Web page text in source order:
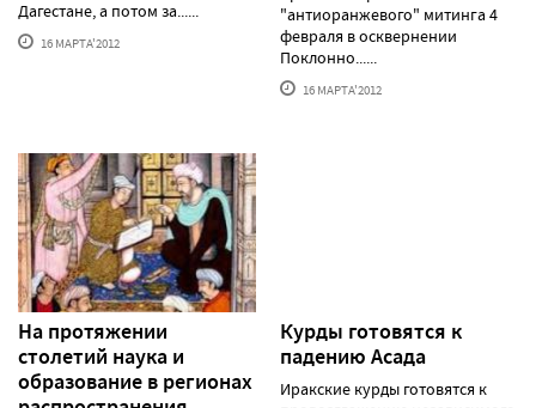
Дагестане, а потом за......
16 МАРТА'2012
"антиоранжевого" митинга 4
февраля в осквернении
Поклонно......
16 МАРТА'2012
На протяжении
столетий наука и
образование в регионах
Курды готовятся к
падению Асада
Иракские курды готовятся к